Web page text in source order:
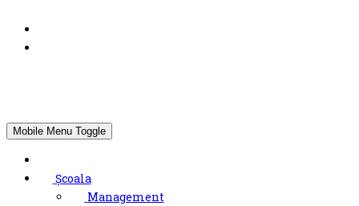
Mobile Menu Toggle
Școala
Management